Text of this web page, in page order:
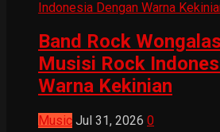
Band Rock
Musisi Rock
Warna Kekinian
Music Jul 31, 2026 0